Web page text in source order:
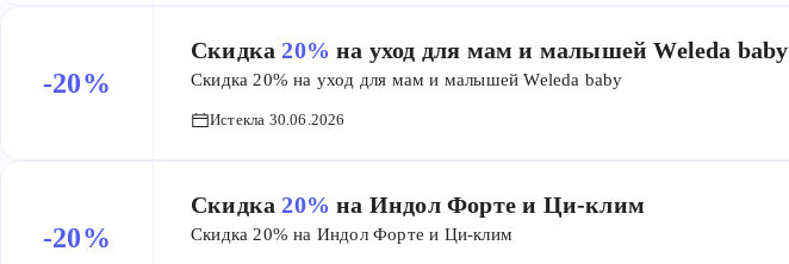
-20%
Скидка 20%на уход для мам и малышей Weleda baby
Скидка 20% на уход для мам и малышей Weleda baby
Истекла 30.06.2026
-20%
Скидка 20%на Индол Форте и Ци-клим
Скидка 20% на Индол Форте и Ци-клим